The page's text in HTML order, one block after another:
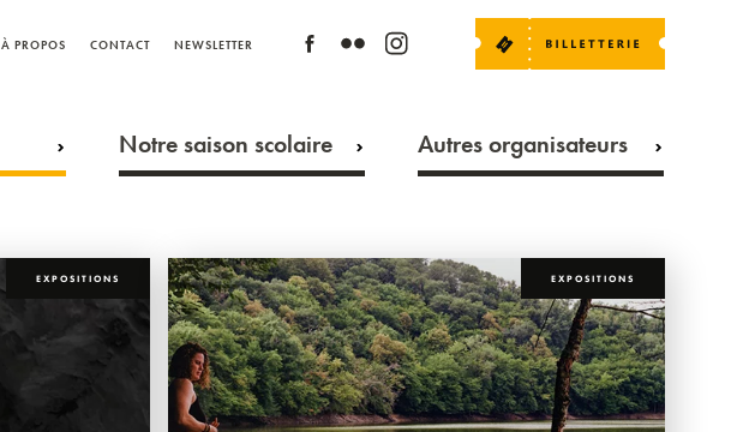
À PROPOS CONTACT NEWSLETTER
Notre saison scolaire Autres organisateurs
EXPOSITIONS EXPOSITIONS